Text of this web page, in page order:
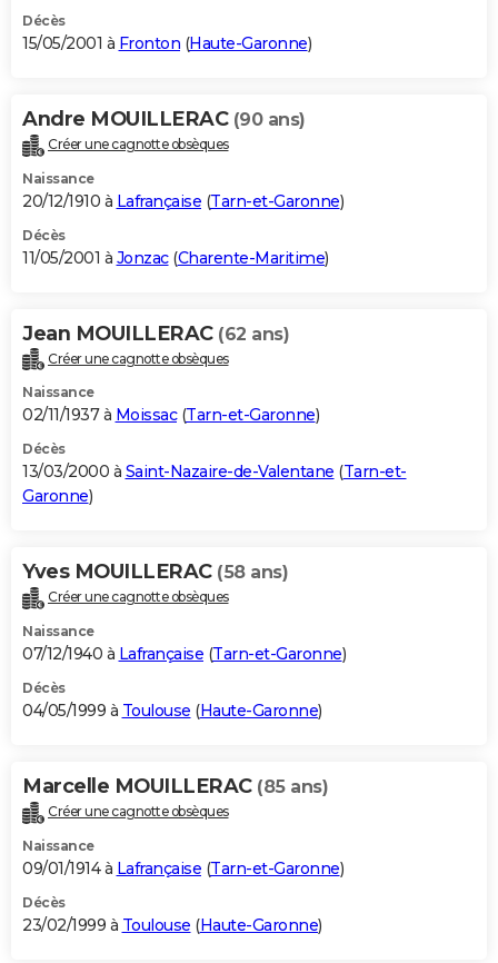
Décès
15/05/2001 à Fronton (Haute-Garonne)
Andre MOUILLERAC (90 ans)
Créer une cagnotte obsèques
Naissance
20/12/1910 à Lafrançaise (Tarn-et-Garonne)
Décès
11/05/2001 à Jonzac(Charente-Maritime)
Jean MOUILLERAC (62 ans)
Créer une cagnotte obsèques
Naissance
02/11/1937 à Moissac(Tarn-et-Garonne)
Décès
13/03/2000 à Saint-Nazaire-de-Valentane (Tarn-et-
Garonne)
Yves MOUILLERAC (58 ans)
Créer une cagnotte obsèques
Naissance
07/12/1940 à Lafrançaise (Tarn-et-Garonne)
Décès
04/05/1999 à Toulouse (Haute-Garonne)
Marcelle MOUILLERAC (85 ans)
Créer une cagnotte obsèques
Naissance
09/01/1914 à Lafrançaise (Tarn-et-Garonne)
Décès
23/02/1999 à Toulouse (Haute-Garonne)